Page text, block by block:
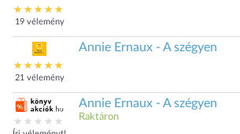
19 vélemény
21 vélemény
Annie Ernaux - A szégyen
Annie Ernaux - A szégyen
Raktáron